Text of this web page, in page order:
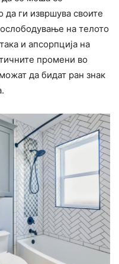
ги извршува своите
на телото
и апсорпција на
промени во
да бидат ран знак